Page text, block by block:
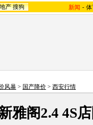
产 搜狗 新闻 -
风暴 > 国产降价 > 西安行情
雅阁2.4 4S